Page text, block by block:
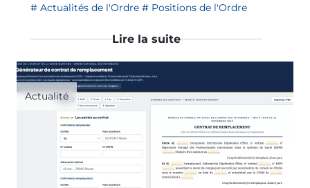
Actualités de l'Ordre Positions de l'Ordre
Lire la suite
Actualité